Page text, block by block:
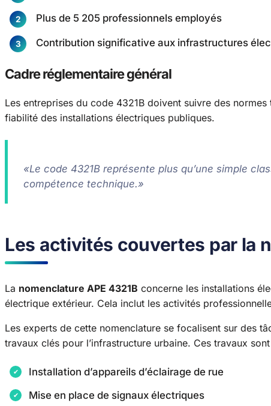
Plus de 5 205 professionnels employés
Contribution significative aux infrastructures
Cadre réglementaire général
Les entreprises du code 4321B doivent suivre des
fiabilité des installations électriques publiques.
«Le code 4321B représente plus qu’une simple
compétence technique.»
Les activités couvertes par la
La nomenclature APE 4321B concerne les installations
électrique extérieur. Cela inclut les activités
Les experts de cette nomenclature se focalisent sur des
travaux clés pour l’infrastructure urbaine. Ces travaux
Installation d’appareils d’éclairage de rue
Mise en place de signaux électriques